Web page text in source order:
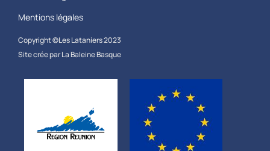
Mentions légales
Copyright ©Les Lataniers 2023​
Site crée par La Baleine Basque